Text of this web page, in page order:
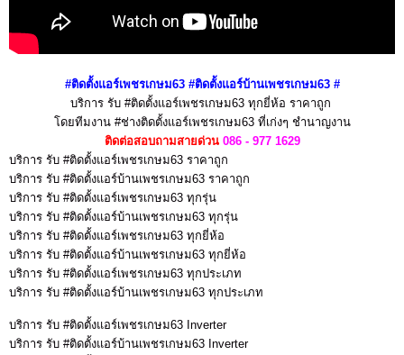
#ติดตั้งแอร์เพชรเกษม63 #ติดตั้งแอร์บ้านเพชรเกษม63#
บริการ รับ #ติดตั้งแอร์เพชรเกษม63 ทุกยี่ห้อ ราคาถูก
โดยทีมงาน #ช่างติดตั้งแอร์เพชรเกษม63 ที่เก่งๆ ชำนาญงาน
ติดต่อสอบถามสายด่วน 086 - 977 1629
บริการ รับ #ติดตั้งแอร์เพชรเกษม63 ราคาถูก
บริการ รับ #ติดตั้งแอร์บ้านเพชรเกษม63 ราคาถูก
บริการ รับ #ติดตั้งแอร์เพชรเกษม63 ทุกรุ่น
บริการ รับ #ติดตั้งแอร์บ้านเพชรเกษม63 ทุกรุ่น
บริการ รับ #ติดตั้งแอร์เพชรเกษม63 ทุกยี่ห้อ
บริการ รับ #ติดตั้งแอร์บ้านเพชรเกษม63 ทุกยี่ห้อ
บริการ รับ #ติดตั้งแอร์เพชรเกษม63 ทุกประเภท
บริการ รับ #ติดตั้งแอร์บ้านเพชรเกษม63 ทุกประเภท
บริการ รับ #ติดตั้งแอร์เพชรเกษม63 Inverter
บริการ รับ #ติดตั้งแอร์บ้านเพชรเกษม63 Inverter